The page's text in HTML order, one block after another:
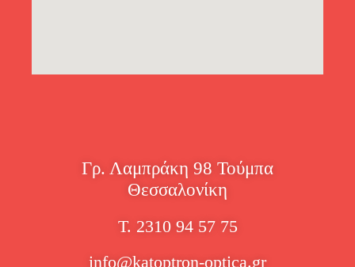
Γρ. Λαμπράκη 98 Τούμπα
Θεσσαλονίκη
Τ. 2310 94 57 75
info@katoptron-optica.gr